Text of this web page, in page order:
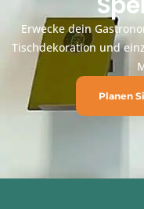
Erwecke dein
Tischdekoration und
Planen